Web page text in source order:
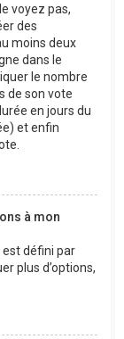
voyez pas,
des
moins deux
dans le
le nombre
de son vote
en jours du
et enfin
à mon
est défini par
plus d’options,